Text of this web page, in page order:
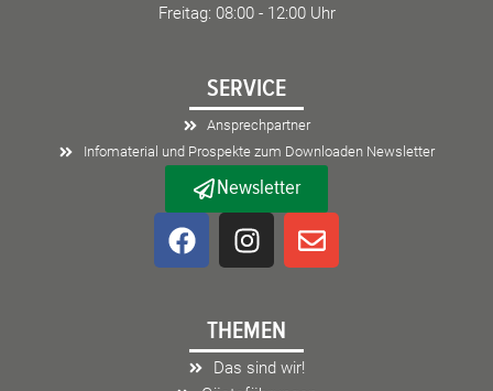
Freitag: 08:00 - 12:00 Uhr
SERVICE
Ansprechpartner
Infomaterial und Prospekte zum Downloaden Newsletter
Newsletter
F
a
o
I
n
a
g
E
n
THEMEN
Das sind wir!